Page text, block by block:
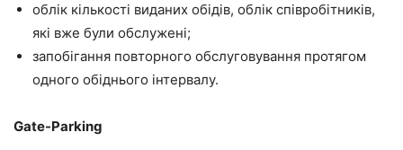
облік кількості виданих обідів, облік співробітників,
які вже були обслужені;
запобігання повторного обслуговування протягом
одного обіднього інтервалу.
Gate-Parking